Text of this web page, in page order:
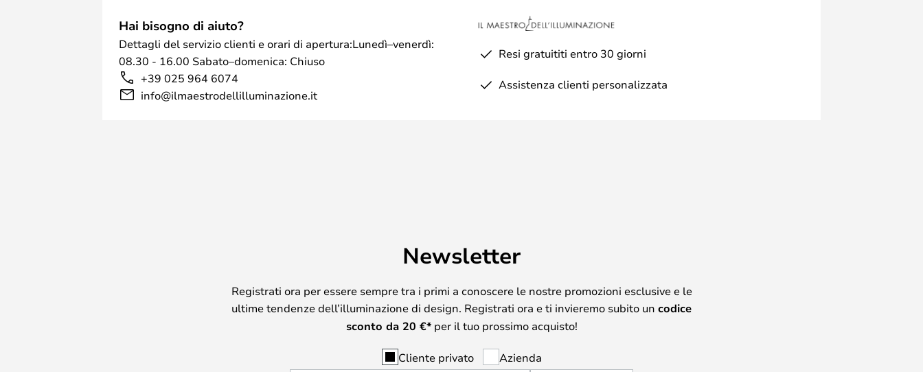
Hai bisogno di aiuto?
Dettagli del servizio clienti e orari di apertura:Lunedì–venerdì:
08.30 - 16.00 Sabato–domenica: Chiuso
+39 025 964 6074
info@ilmaestrodellilluminazione.it
Resi gratuititi entro 30 giorni
Assistenza clienti personalizzata
Newsletter
Registrati ora per essere sempre tra i primi a conoscere le nostre promozioni esclusive e le
ultime tendenze dell’illuminazione di design. Registrati ora e ti invieremo subito un codice
sconto da 20 €*per il tuo prossimo acquisto!
Cliente privato Azienda